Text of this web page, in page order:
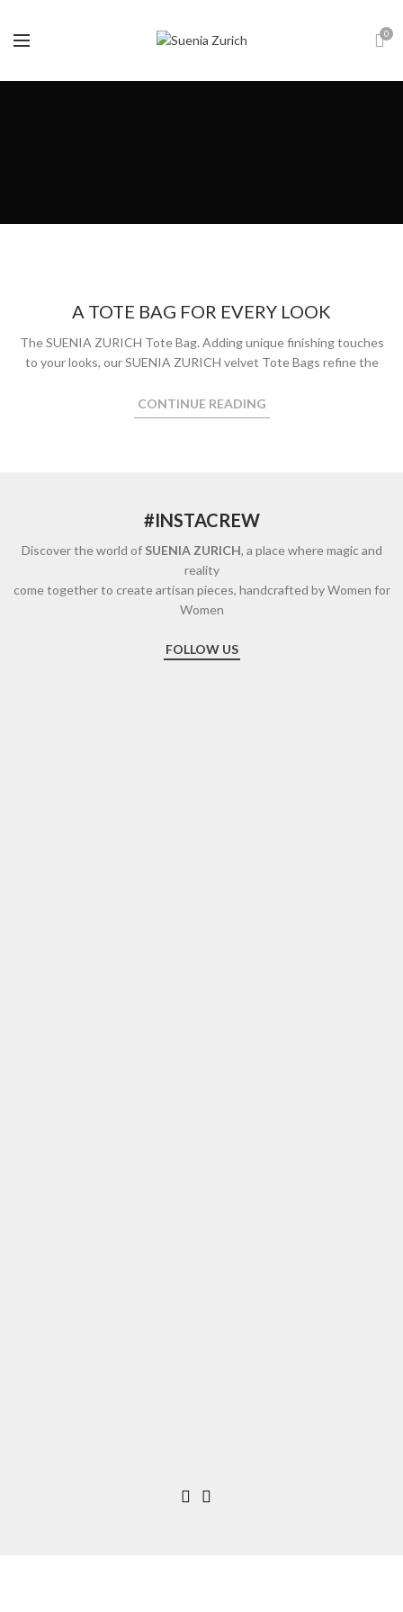
0
A TOTE BAG FOR EVERY LOOK
The SUENIA ZURICH Tote Bag. Adding unique finishing touches
to your looks, our SUENIA ZURICH velvet Tote Bags refine the
CONTINUE READING
#INSTACREW
Discover the world of SUENIA ZURICH, a place where magic and
reality
come together to create artisan pieces, handcrafted by Women for
Women
FOLLOW US